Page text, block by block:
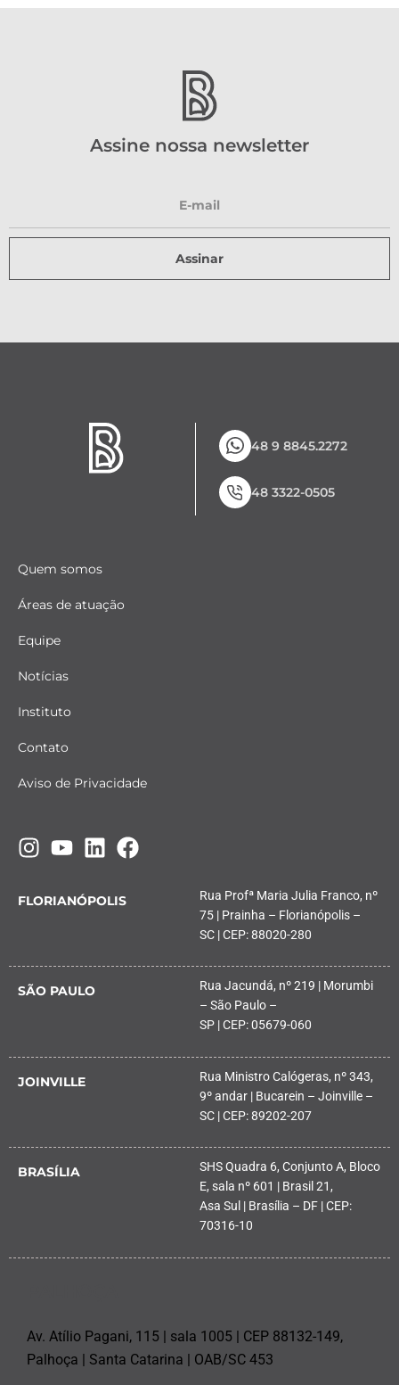
Assine nossa newsletter
Assinar
48 9 8845.2272
48 3322-0505
Quem somos
Áreas de atuação
Equipe
Notícias
Instituto
Contato
Aviso de Privacidade
FLORIANÓPOLIS
Rua Profª Maria Julia Franco, nº
75 | Prainha – Florianópolis –
SC | CEP: 88020-280
SÃO PAULO
Rua Jacundá, nº 219 | Morumbi
– São Paulo –
SP | CEP: 05679-060
JOINVILLE
Rua Ministro Calógeras, nº 343,
9º andar | Bucarein – Joinville –
SC | CEP: 89202-207
BRASÍLIA
SHS Quadra 6, Conjunto A, Bloco
E, sala nº 601 | Brasil 21,
Asa Sul | Brasília – DF | CEP:
70316-10
Av. Atílio Pagani, 115 | sala 1005 | CEP 88132-149,
Palhoça | Santa Catarina | OAB/SC 453